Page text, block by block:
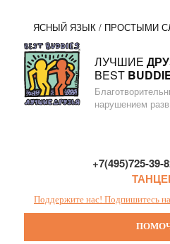
Перейти
к
содержанию
ЯСНЫЙ ЯЗЫК / ПРОСТЫМИ
ЛУЧШИЕ
BEST
нарушением
+7(495)725-39-
Поддержите нас! Подпишитесь